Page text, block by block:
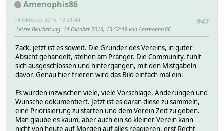
Amenophis86
#47
14 Oktober 2016, 13:31:44
Letzte Bearbeitung: 14 Oktober 2016, 15:52:49 von Amenophis86
Zack, jetzt ist es soweit. Die Gründer des Vereins, in guter
Absicht gehandelt, stehen am Pranger. Die Community, fühlt
sich ausgeschlossen und hintergangen, mit den Mistgabeln
davor. Genau hier frieren wird das Bild einfach mal ein.
Es wurden inzwischen viele, viele Vorschläge, Änderungen und
Wünsche dokumentiert. Jetzt ist es daran diese zu sammeln,
eine Priorisierung zu starten und dem Verein Zeit zu geben.
Man glaube es kaum, aber auch ein so kleiner Verein kann
nicht von heute auf Morgen auf alles reagieren, erst Recht